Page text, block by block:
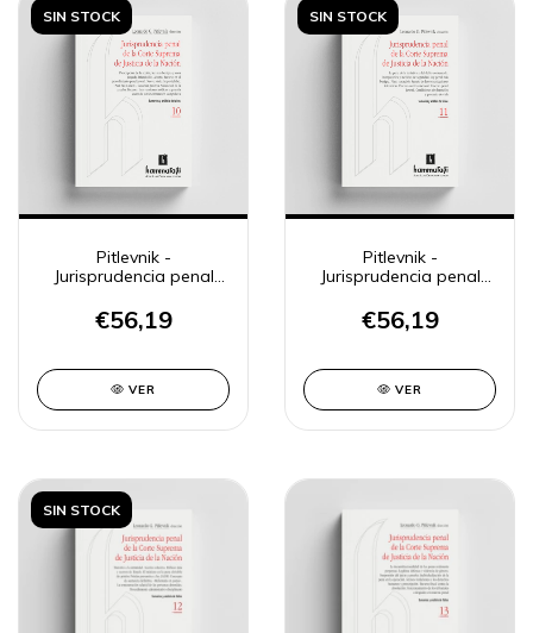
SIN STOCK
Pitlevnik -
Jurisprudencia penal
€56,19
VER
SIN STOCK
Pitlevnik -
Jurisprudencia penal
€56,19
VER
SIN STOCK